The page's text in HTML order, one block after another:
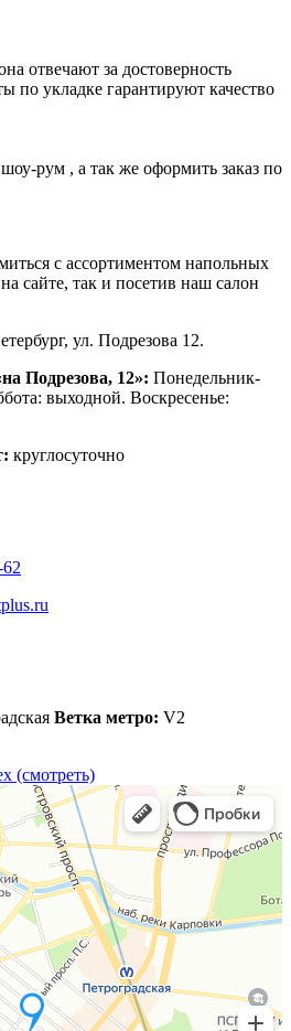
отвечают за достоверность
по укладке гарантируют качество
рум , а так же оформить заказ по
с ассортиментом напольных
сайте, так и посетив наш салон
ул. Подрезова 12.
Подрезова, 12»: Понедельник-
выходной. Воскресенье:
круглосуточно
Ветка метро: V2
(смотреть)